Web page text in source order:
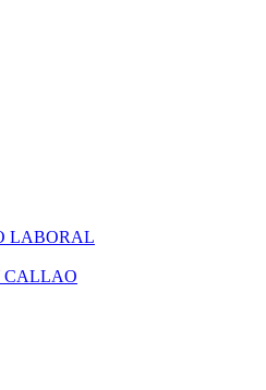
LABORAL
CALLAO